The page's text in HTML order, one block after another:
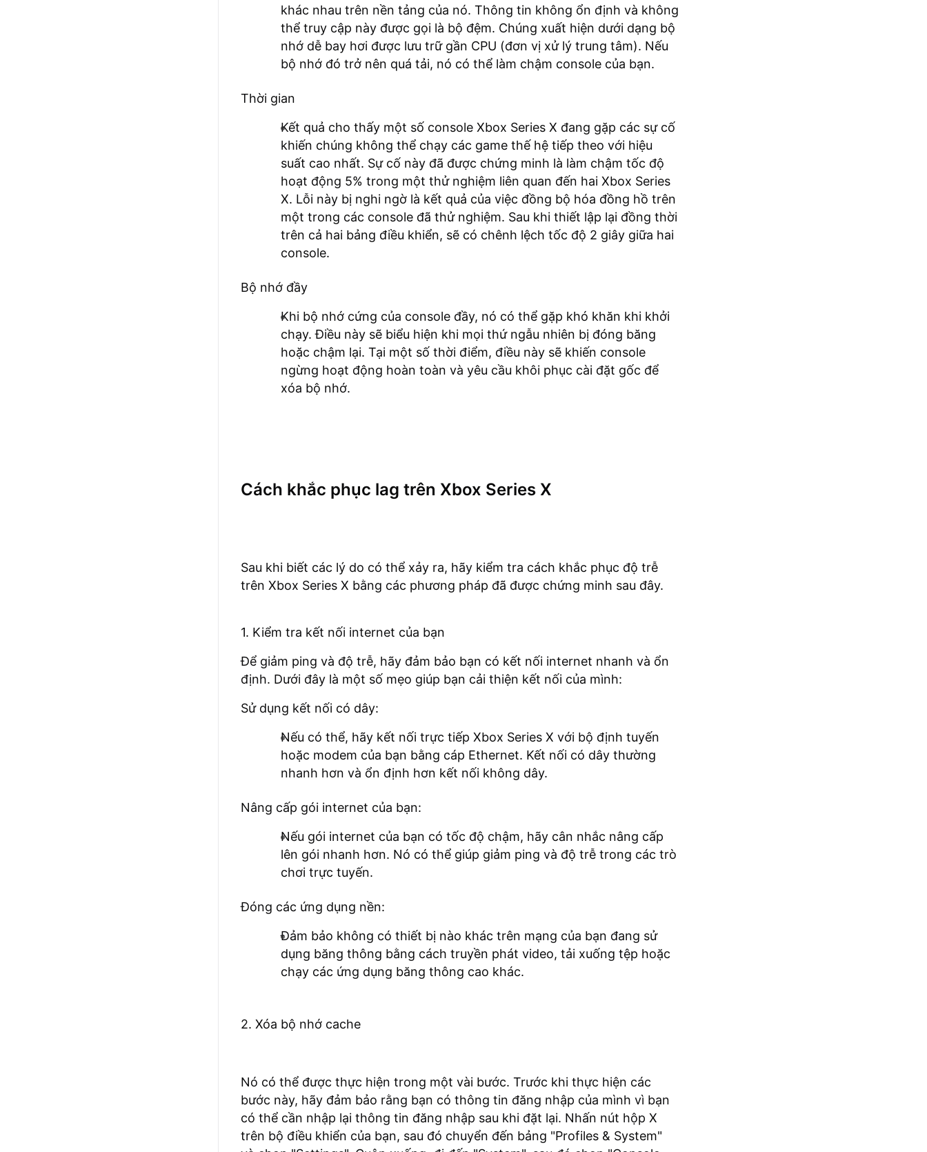
khác nhau trên nền tảng của nó. Thông tin không ổn định và không
thể truy cập này được gọi là bộ đệm. Chúng xuất hiện dưới dạng bộ
nhớ dễ bay hơi được lưu trữ gần CPU (đơn vị xử lý trung tâm). Nếu
bộ nhớ đó trở nên quá tải, nó có thể làm chậm console của bạn.
Thời gian
Kết quả cho thấy một số console Xbox Series X đang gặp các sự cố
khiến chúng không thể chạy các game thế hệ tiếp theo với hiệu
suất cao nhất. Sự cố này đã được chứng minh là làm chậm tốc độ
hoạt động 5% trong một thử nghiệm liên quan đến hai Xbox Series
X. Lỗi này bị nghi ngờ là kết quả của việc đồng bộ hóa đồng hồ trên
một trong các console đã thử nghiệm. Sau khi thiết lập lại đồng thời
trên cả hai bảng điều khiển, sẽ có chênh lệch tốc độ 2 giây giữa hai
console.
Bộ nhớ đầy
Khi bộ nhớ cứng của console đầy, nó có thể gặp khó khăn khi khởi
chạy. Điều này sẽ biểu hiện khi mọi thứ ngẫu nhiên bị đóng băng
hoặc chậm lại. Tại một số thời điểm, điều này sẽ khiến console
ngừng hoạt động hoàn toàn và yêu cầu khôi phục cài đặt gốc để
xóa bộ nhớ.
Cách khắc phục lag trên Xbox Series X
Sau khi biết các lý do có thể xảy ra, hãy kiểm tra cách khắc phục độ trễ
trên Xbox Series X bằng các phương pháp đã được chứng minh sau đây.
1. Kiểm tra kết nối internet của bạn
Để giảm ping và độ trễ, hãy đảm bảo bạn có kết nối internet nhanh và ổn
định. Dưới đây là một số mẹo giúp bạn cải thiện kết nối của mình:
Sử dụng kết nối có dây:
Nếu có thể, hãy kết nối trực tiếp Xbox Series X với bộ định tuyến
hoặc modem của bạn bằng cáp Ethernet. Kết nối có dây thường
nhanh hơn và ổn định hơn kết nối không dây.
Nâng cấp gói internet của bạn:
Nếu gói internet của bạn có tốc độ chậm, hãy cân nhắc nâng cấp
lên gói nhanh hơn. Nó có thể giúp giảm ping và độ trễ trong các trò
chơi trực tuyến.
Đóng các ứng dụng nền:
Đảm bảo không có thiết bị nào khác trên mạng của bạn đang sử
dụng băng thông bằng cách truyền phát video, tải xuống tệp hoặc
chạy các ứng dụng băng thông cao khác.
2. Xóa bộ nhớ cache
Nó có thể được thực hiện trong một vài bước. Trước khi thực hiện các
bước này, hãy đảm bảo rằng bạn có thông tin đăng nhập của mình vì bạn
có thể cần nhập lại thông tin đăng nhập sau khi đặt lại. Nhấn nút hộp X
trên bộ điều khiển của bạn, sau đó chuyển đến bảng "Profiles & System"